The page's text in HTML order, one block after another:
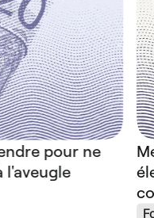
pour ne
l'aveugle